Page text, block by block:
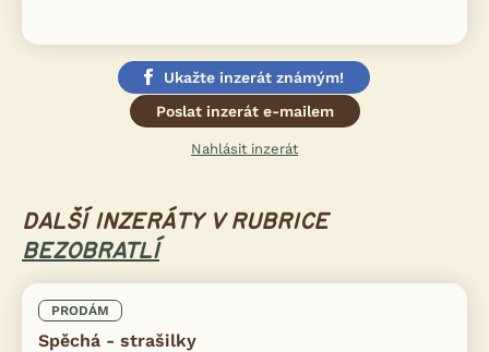
Ukažte inzerát známým!
Poslat inzerát e-mailem
Nahlásit inzerát
DALŠÍ INZERÁTY V RUBRICE
BEZOBRATLÍ
PRODÁM
Spěchá - strašilky